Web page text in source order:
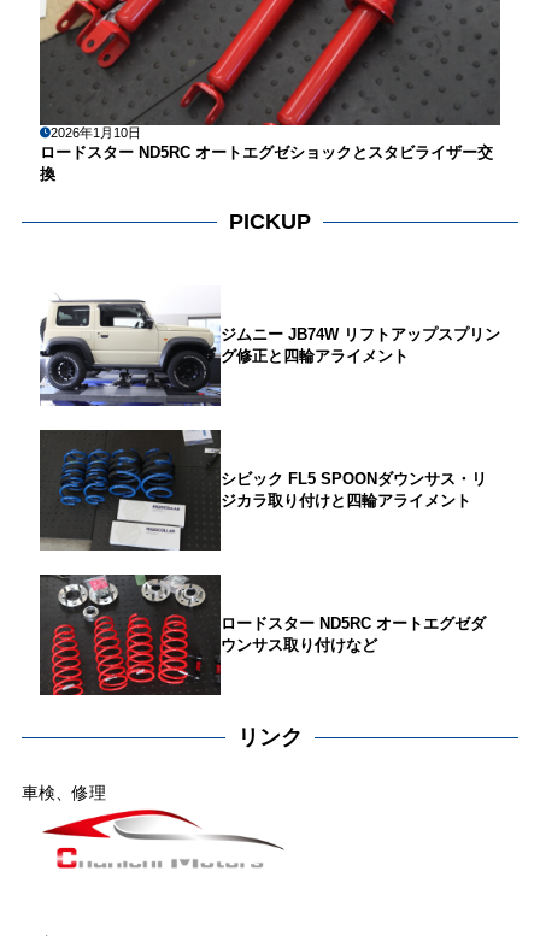
2026年1月10日
ロードスター ND5RC オートエグゼショックとスタビライザー交
換
PICKUP
ジムニー JB74W リフトアップスプリン
グ修正と四輪アライメント
シビック FL5 SPOONダウンサス・リ
ジカラ取り付けと四輪アライメント
ロードスター ND5RC オートエグゼダ
ウンサス取り付けなど
リンク
車検、修理